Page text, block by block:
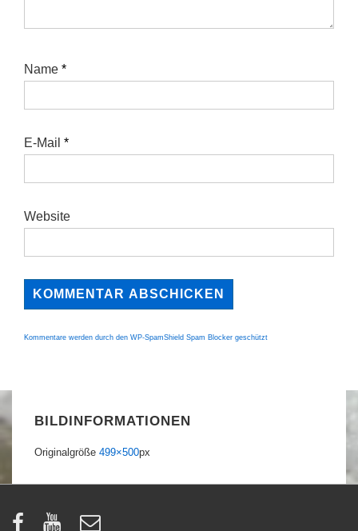
Name *
E-Mail *
Website
Kommentare werden durch den WP-SpamShield Spam Blocker geschützt
BILDINFORMATIONEN
Originalgröße 499×500px